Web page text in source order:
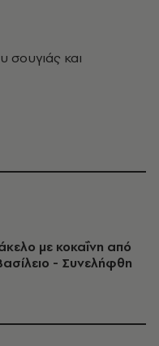
σουγιάς και
με κοκαΐνη από
- Συνελήφθη